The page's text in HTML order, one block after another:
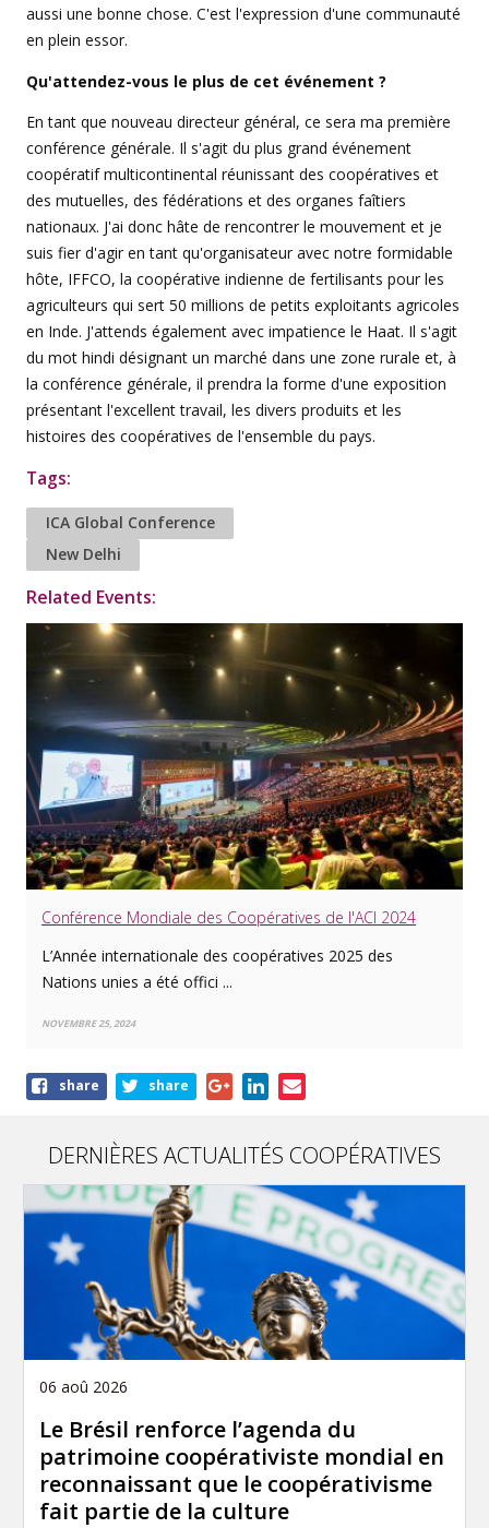
aussi une bonne chose. C'est l'expression d'une communauté
en plein essor.
Qu'attendez-vous le plus de cet événement ?
En tant que nouveau directeur général, ce sera ma première
conférence générale. Il s'agit du plus grand événement
coopératif multicontinental réunissant des coopératives et
des mutuelles, des fédérations et des organes faîtiers
nationaux. J'ai donc hâte de rencontrer le mouvement et je
suis fier d'agir en tant qu'organisateur avec notre formidable
hôte, IFFCO, la coopérative indienne de fertilisants pour les
agriculteurs qui sert 50 millions de petits exploitants agricoles
en Inde. J'attends également avec impatience le Haat. Il s'agit
du mot hindi désignant un marché dans une zone rurale et, à
la conférence générale, il prendra la forme d'une exposition
présentant l'excellent travail, les divers produits et les
histoires des coopératives de l'ensemble du pays.
Tags:
ICA Global Conference
New Delhi
Related Events:
Conférence Mondiale des Coopératives de l'ACI 2024
L’Année internationale des coopératives 2025 des
Nations unies a été offici ...
NOVEMBRE 25, 2024
Shareshare share
DERNIÈRES ACTUALITÉS COOPÉRATIVES
06 aoû 2026
Le Brésil renforce l’agenda du
patrimoine coopérativiste mondial en
reconnaissant que le coopérativisme
fait partie de la culture